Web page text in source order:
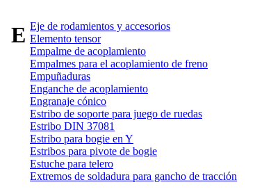
EEje de rodamientos y accesorios
Elemento tensor
Empalme de acoplamiento
Empalmes para el acoplamiento de freno
Empuñaduras
Enganche de acoplamiento
Engranaje cónico
Estribo de soporte para juego de ruedas
Estribo DIN 37081
Estribo para bogie en Y
Estribos para pivote de bogie
Estuche para telero
Extremos de soldadura para gancho de tracción